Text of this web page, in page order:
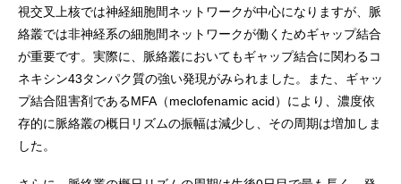
視交叉上核では神経細胞間ネットワークが中心になりますが、脈
絡叢では非神経系の細胞間ネットワークが働くためギャップ結合
が重要です。実際に、脈絡叢においてもギャップ結合に関わるコ
ネキシン43タンパク質の強い発現がみられました。また、ギャッ
プ結合阻害剤であるMFA（meclofenamic acid）により、濃度依
存的に脈絡叢の概日リズムの振幅は減少し、その周期は増加しま
した。